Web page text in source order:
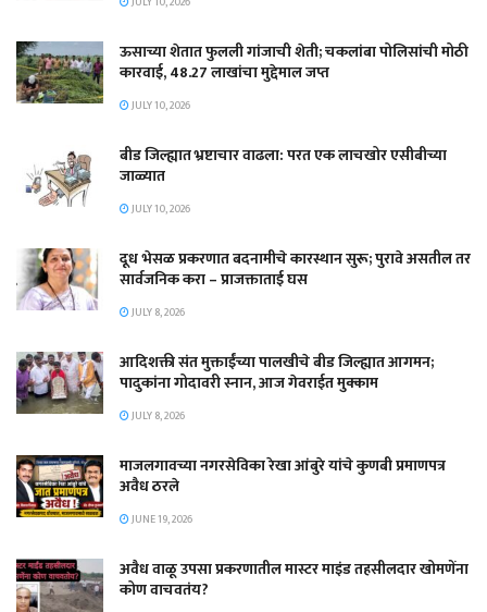
ऊसाच्या शेतात फुलली गांजाची शेती; चकलांबा पोलिसांची मोठी
कारवाई, 48.27 लाखांचा मुद्देमाल जप्त
JULY 10, 2026
बीड जिल्ह्यात भ्रष्टाचार वाढला: परत एक लाचखोर एसीबीच्या
जाळ्यात
JULY 10, 2026
दूध भेसळ प्रकरणात बदनामीचे कारस्थान सुरू; पुरावे असतील तर
सार्वजनिक करा – प्राजक्ताताई घस
JULY 8, 2026
आदिशक्ती संत मुक्ताईंच्या पालखीचे बीड जिल्ह्यात आगमन;
पादुकांना गोदावरी स्नान, आज गेवराईत मुक्काम
JULY 8, 2026
माजलगावच्या नगरसेविका रेखा आंबुरे यांचे कुणबी प्रमाणपत्र
अवैध ठरले
JUNE 19, 2026
अवैध वाळू उपसा प्रकरणातील मास्टर माइंड तहसीलदार खोमणेंना
कोण वाचवतंय?